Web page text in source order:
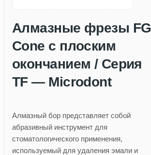
Алмазные фрезы FG
Cone с плоским
окончанием / Серия
TF — Microdont
Алмазный бор представляет собой
абразивный инструмент для
стоматологического применения,
используемый для удаления эмали и